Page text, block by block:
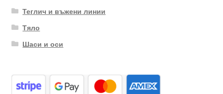
Теглич и въжени линии
Тяло
Шаси и оси